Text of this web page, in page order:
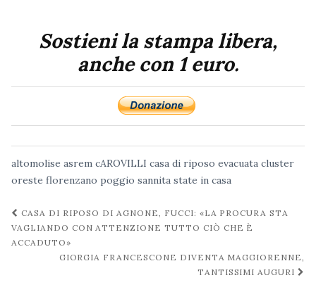
Sostieni la stampa libera,
anche con 1 euro.
altomolise asrem cAROVILLI casa di riposo evacuata cluster
oreste florenzano poggio sannita state in casa
Navigazione
post
CASA DI RIPOSO DI AGNONE, FUCCI: «LA PROCURA STA
VAGLIANDO CON ATTENZIONE TUTTO CIÒ CHE È
ACCADUTO»
GIORGIA FRANCESCONE DIVENTA MAGGIORENNE,
TANTISSIMI AUGURI